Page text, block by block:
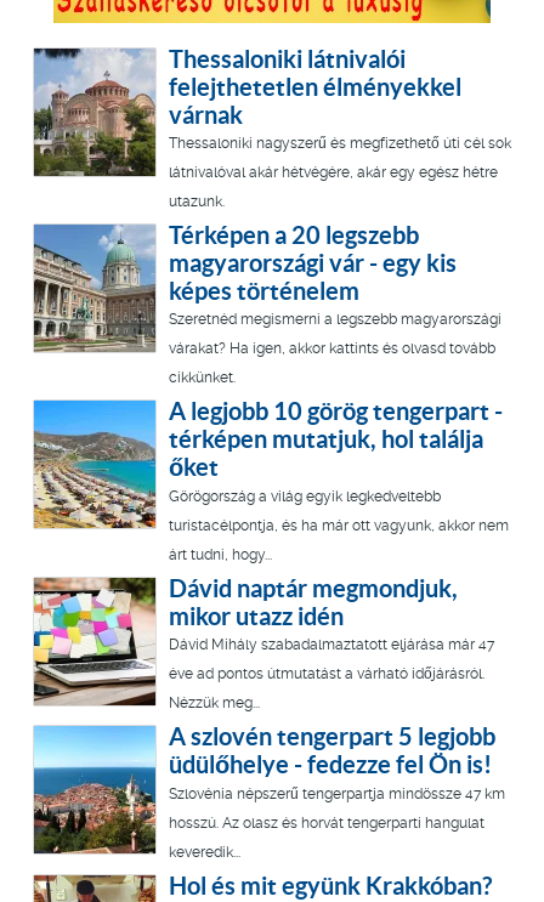
Thessaloniki látnivalói
felejthetetlen élményekkel
várnak
Thessaloniki nagyszerű és megfizethető úti cél sok
látnivalóval akár hétvégére, akár egy egész hétre
utazunk.
Térképen a 20 legszebb
magyarországi vár - egy kis
képes történelem
Szeretnéd megismerni a legszebb magyarországi
várakat? Ha igen, akkor kattints és olvasd tovább
cikkünket.
A legjobb 10 görög tengerpart -
térképen mutatjuk, hol találja
őket
Görögország a világ egyik legkedveltebb
turistacélpontja, és ha már ott vagyunk, akkor nem
árt tudni, hogy...
Dávid naptár megmondjuk,
mikor utazz idén
Dávid Mihály szabadalmaztatott eljárása már 47
éve ad pontos útmutatást a várható időjárásról.
Nézzük meg...
A szlovén tengerpart 5 legjobb
üdülőhelye - fedezze fel Ön is!
Szlovénia népszerű tengerpartja mindössze 47 km
hosszú. Az olasz és horvát tengerparti hangulat
keveredik...
Hol és mit együnk Krakkóban?